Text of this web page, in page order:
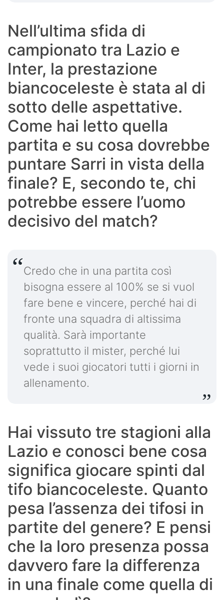
Nell’ultima sfida di
campionato tra Lazio e
Inter, la prestazione
biancoceleste è stata al di
sotto delle aspettative.
Come hai letto quella
partita e su cosa dovrebbe
puntare Sarri in vista della
finale? E, secondo te, chi
potrebbe essere l’uomo
decisivo del match?
Credo che in una partita così
bisogna essere al 100% se si vuol
fare bene e vincere, perché hai di
fronte una squadra di altissima
qualità. Sarà importante
soprattutto il mister, perché lui
vede i suoi giocatori tutti i giorni in
allenamento.
Hai vissuto tre stagioni alla
Lazio e conosci bene cosa
significa giocare spinti dal
tifo biancoceleste. Quanto
pesa l’assenza dei tifosi in
partite del genere? E pensi
che la loro presenza possa
davvero fare la differenza
in una finale come quella di